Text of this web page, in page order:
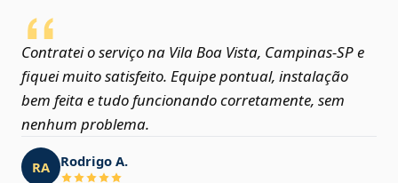
Contratei o serviço na Vila Boa Vista, Campinas‑SP e
fiquei muito satisfeito. Equipe pontual, instalação
bem feita e tudo funcionando corretamente, sem
nenhum problema.
RA Rodrigo A.